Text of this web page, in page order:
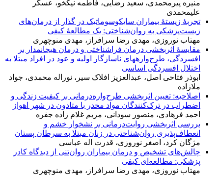
منیره پیرمحمدی، سعید رضایی، فاطمه نیکخو، عسگر
علیمحمدی
تجربهٔ زیستهٔ بیماران سایکوسوماتیک در گذار از درمان‌های
زیست‌پزشکی به روان‌شناختی: یک مطالعهٔ کیفی
مهتاب نوروزی، مهدی رضا سرافراز، مهدی منوچهری
مقایسهٔ اثربخشی درمان‎ فراشناختی و درمان هیجان‎مدار بر
افسردگی، طرح‌واره‎های ناسازگار اولیه و عود در افراد مبتلا به
اختلال افسردگی اساسی
ابوذر فتاحی اصل، عبدالعزیز افلاک سیر، نوراله محمدی، جواد
ملازاده
اصلاحیه: تعیین اثربخشی طرح‌واره‌درمانی بر کیفیت زندگی و
اضطراب در ترک‌کنندگان مواد مخدر با متادون در شهر اهواز
احمد فرهادی، منصور سودانی، مریم غلام زاده جفره
بررسی اثربخشی روایت‌درمانی بر نشخوار خشم و
انعطاف‌پذیری روان‌شناختی در زنان مبتلا به سرطان پستان
مژگان کرد، اصغر نوروزی، قدرت اله عباسی
چالش‌های تشخیص و درمان بیماران روان‌تنی از دیدگاه کادر
پزشکی: مطالعه‌ای کیفی
مهتاب نوروزی، مهدی رضا سرافراز، مهدی منوچهری